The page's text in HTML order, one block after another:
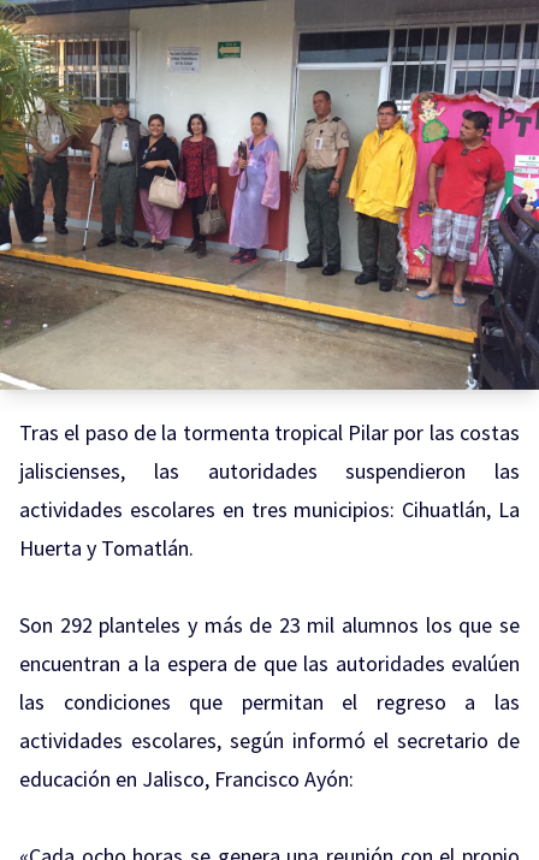
Tras el paso de la tormenta tropical Pilar por las costas
jaliscienses, las autoridades suspendieron las
actividades escolares en tres municipios: Cihuatlán, La
Huerta y Tomatlán.
Son 292 planteles y más de 23 mil alumnos los que se
encuentran a la espera de que las autoridades evalúen
las condiciones que permitan el regreso a las
actividades escolares, según informó el secretario de
educación en Jalisco, Francisco Ayón: